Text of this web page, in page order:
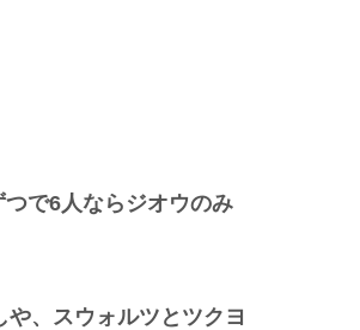
で6人ならジオウのみ
、スウォルツとツクヨ